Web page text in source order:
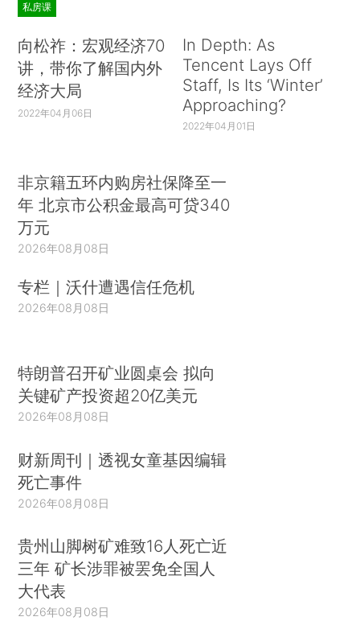
私房课
向松祚：宏观经济70
讲，带你了解国内外
经济大局
2022年04月06日
In Depth: As
Tencent Lays Off
Staff, Is Its ‘Winter’
Approaching?
2022年04月01日
非京籍五环内购房社保降至一
年 北京市公积金最高可贷340
万元
2026年08月08日
专栏｜沃什遭遇信任危机
2026年08月08日
特朗普召开矿业圆桌会 拟向
关键矿产投资超20亿美元
2026年08月08日
财新周刊｜透视女童基因编辑
死亡事件
2026年08月08日
贵州山脚树矿难致16人死亡近
三年 矿长涉罪被罢免全国人
大代表
2026年08月08日